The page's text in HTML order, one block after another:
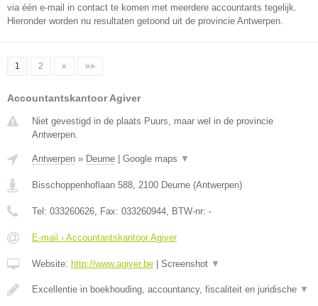
via één e-mail in contact te komen met meerdere accountants tegelijk.
Hieronder worden nu resultaten getoond uit de provincie Antwerpen.
1 2 » »»
Accountantskantoor Agiver
Niet gevestigd in de plaats Puurs, maar wel in de provincie
Antwerpen.
Antwerpen » Deurne Google maps ▼
Bisschoppenhoflaan 588, 2100 Deurne (Antwerpen)
Tel: 033260626, Fax: 033260944, BTW-nr: -
E-mail › Accountantskantoor Agiver
Website: http://www.agiver.be Screenshot ▼
Excellentie in boekhouding, accountancy, fiscaliteit en juridische ▼